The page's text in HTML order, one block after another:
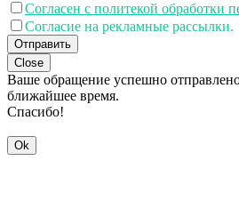
Согласен с политекой обработки
Согласие на рекламные рассылки.
Отправить
Close
Ваше обращение успешно
ближайшее время.
Спасибо!
Ok